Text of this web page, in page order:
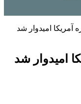
آمریکا امیدوار شد
امیدوار شد